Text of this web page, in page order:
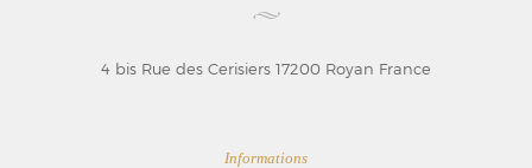
4 bis Rue des Cerisiers 17200 Royan France
Informations